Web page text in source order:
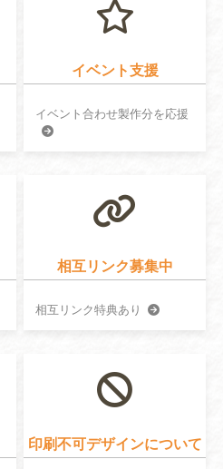
イベント支援
イベント合わせ製作分を応援
相互リンク募集中
相互リンク特典あり
印刷不可デザインについて